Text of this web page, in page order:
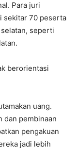
Para juri
sekitar 70 peserta
seperti
berorientasi
uang.
dan pembinaan
pengakuan
jadi lebih